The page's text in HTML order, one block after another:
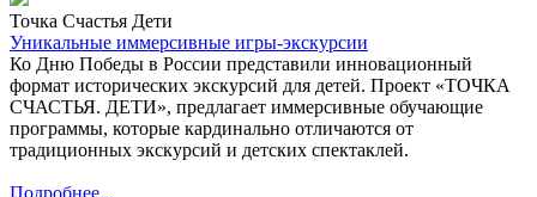
Точка Счастья Дети
Уникальные иммерсивные игры-экскурсии
Ко Дню Победы в России представили инновационный
формат исторических экскурсий для детей. Проект «ТОЧКА
СЧАСТЬЯ. ДЕТИ», предлагает иммерсивные обучающие
программы, которые кардинально отличаются от
традиционных экскурсий и детских спектаклей.
Подробнее...